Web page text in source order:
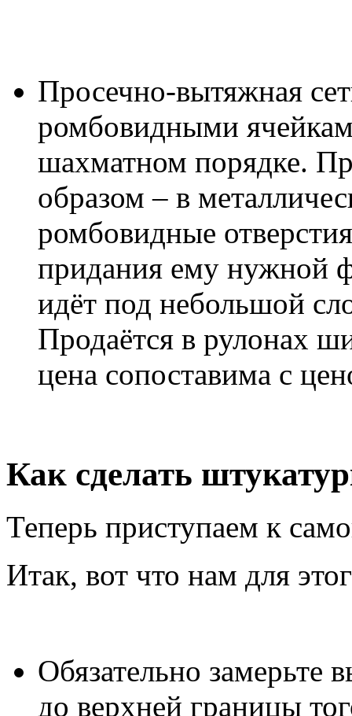
Просечно-вытяжная
ромбовидными
шахматном порядке.
образом – в
ромбовидные
придания ему нужной
идёт под небольшой
Продаётся в рулонах
цена сопоставима с
Как сделать
Теперь приступаем к
Итак, вот что нам для
Обязательно замерьте
до верхней границы